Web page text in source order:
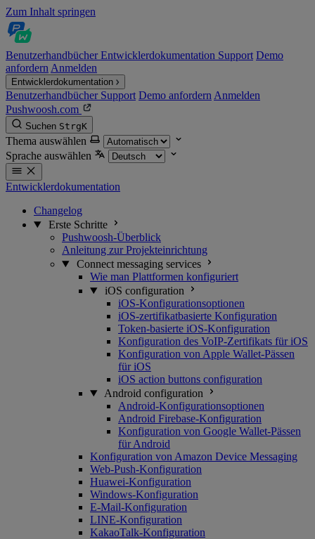
Zum Inhalt springen
BenutzerhandbücherEntwicklerdokumentation Support Demo
anfordern Anmelden
Entwicklerdokumentation
Benutzerhandbücher Support Demo anfordern Anmelden
Pushwoosh.com
Suchen StrgK
Thema auswählen
Sprache auswählen
Entwicklerdokumentation
Changelog
Erste Schritte
Pushwoosh-Überblick
Anleitung zur Projekteinrichtung
Connect messaging services
Wie man Plattformen konfiguriert
iOS configuration
iOS-Konfigurationsoptionen
iOS-zertifikatbasierte Konfiguration
Token-basierte iOS-Konfiguration
Konfiguration des VoIP-Zertifikats für iOS
Konfiguration von Apple Wallet-Pässen
für iOS
iOS action buttons configuration
Android configuration
Android-Konfigurationsoptionen
Android Firebase-Konfiguration
Konfiguration von Google Wallet-Pässen
für Android
Konfiguration von Amazon Device Messaging
Web-Push-Konfiguration
Huawei-Konfiguration
Windows-Konfiguration
E-Mail-Konfiguration
LINE-Konfiguration
KakaoTalk-Konfiguration